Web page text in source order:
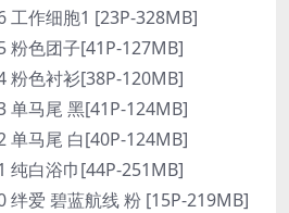
工作细胞1 [23P-328MB]
粉色团子[41P-127MB]
粉色衬衫[38P-120MB]
单马尾 黑[41P-124MB]
单马尾 白[40P-124MB]
纯白浴巾[44P-251MB]
绊爱 碧蓝航线 粉 [15P-219MB]